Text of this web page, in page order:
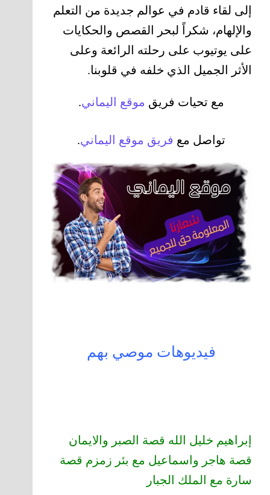
إلى لقاء قادم في عوالم جديدة من التعلم
والإلهام، شكراً لبحر القصص والحكايات
على يوتيوب على رحلته الرائعة وعلى
الأثر الجميل الذي خلفه في قلوبنا.
مع تحيات فريق موقع اليماني.
تواصل مع فريق موقع اليماني.
فيديوهات موصي بهم
إبراهيم خليل الله قصة الصبر والايمان
قصة هاجر واسماعيل مع بئر زمزم قصة
سارة مع الملك الجبار